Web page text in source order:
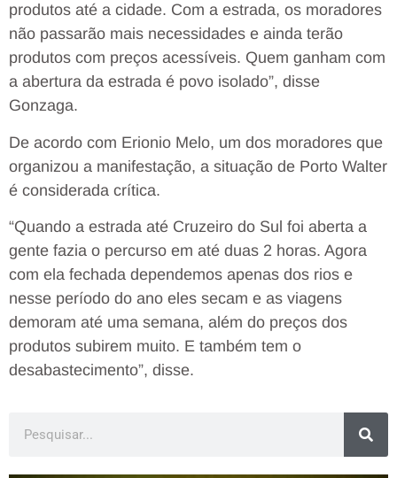
produtos até a cidade. Com a estrada, os moradores
não passarão mais necessidades e ainda terão
produtos com preços acessíveis. Quem ganham com
a abertura da estrada é povo isolado”, disse
Gonzaga.
De acordo com Erionio Melo, um dos moradores que
organizou a manifestação, a situação de Porto Walter
é considerada crítica.
“Quando a estrada até Cruzeiro do Sul foi aberta a
gente fazia o percurso em até duas 2 horas. Agora
com ela fechada dependemos apenas dos rios e
nesse período do ano eles secam e as viagens
demoram até uma semana, além do preços dos
produtos subirem muito. E também tem o
desabastecimento”, disse.